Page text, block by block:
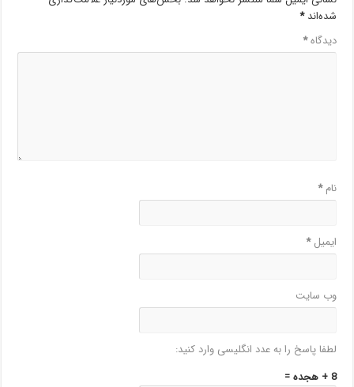
شده‌اند*
دیدگاه*
نام*
ایمیل*
وب‌ سایت
لطفا پاسخ را به عدد انگلیسی وارد کنید:
8 + هجده =